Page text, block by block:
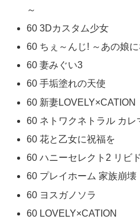
～
60 3Dカスタム少女
60 ちぇ～んじ! ～あの娘
60 妻みぐい3
60 手垢塗れの天使
60 新妻LOVELY×CATION
60 ネトワクネトラル カレ
60 花と乙女に祝福を
60 ハニーセレクト2 リビ
60 プレイホーム 家族崩壊
60 ヨスガノソラ
60 LOVELY×CATION